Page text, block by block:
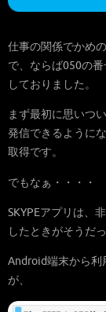
仕事の関係でかめ
で、ならば050の
しておりました。
まず最初に思いつ
発信できるように
取得です。
でもなぁ・・・・
SKYPEアプリは、
したときがそうだ
Android端末から利
が、